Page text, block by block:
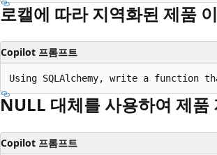
로캘에 따라 지역화된 제품
Copilot 프롬프트
NULL 대체를 사용하여 제품
Copilot 프롬프트